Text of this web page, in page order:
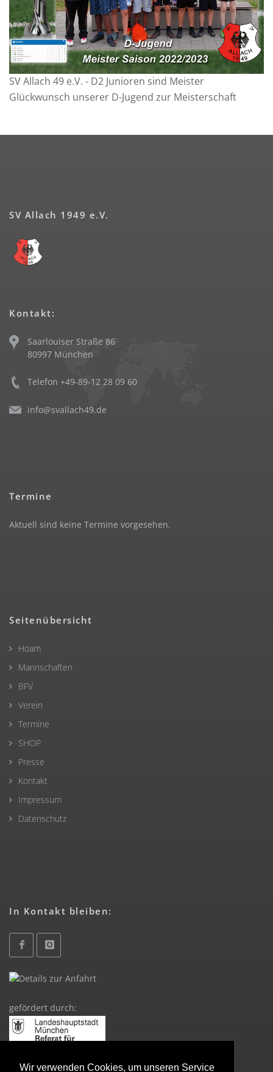
Wir verwenden Cookies, um unseren Service
SV Allach 49 e.V. - D2 Junioren sind Meister
Glückwunsch unserer D-Jugend zur Meisterschaft
SV Allach 1949 e.V.
Kontakt:
Saarlouiser Straße 86
80997 München
Telefon +49-89-12 28 09 60
info@svallach49.de
Termine
Aktuell sind keine Termine vorgesehen.
Seitenübersicht
Hoam
Mannschaften
BFV
Verein
Termine
SHOP
Presse
Kontakt
Impressum
Datenschutz
In Kontakt bleiben:
gefördert durch: